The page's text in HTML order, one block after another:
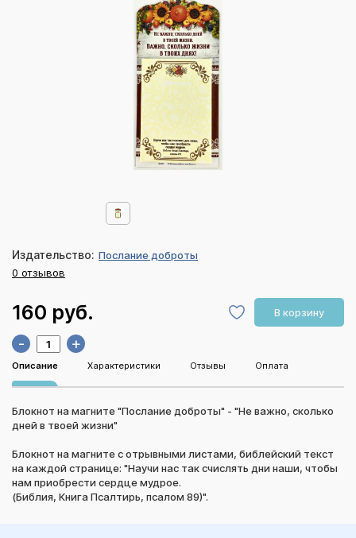
Издательство: Послание доброты
0 отзывов
160 руб. В корзину
- +
Описание Характеристики Отзывы Оплата
Блокнот на магните "Послание доброты" - "Не важно, сколько
дней в твоей жизни"
Блокнот на магните с отрывными листами, библейский текст
на каждой странице: "Научи нас так счислять дни наши, чтобы
нам приобрести сердце мудрое.
(Библия, Книга Псалтирь, псалом 89)".